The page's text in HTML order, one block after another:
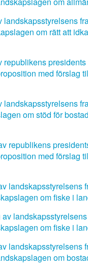
om rätt att
med förslag
om stöd för
republikens
med förslag
landskapsstyrelsens
om fiske i
om fiske i
landskapsstyrelsens
om